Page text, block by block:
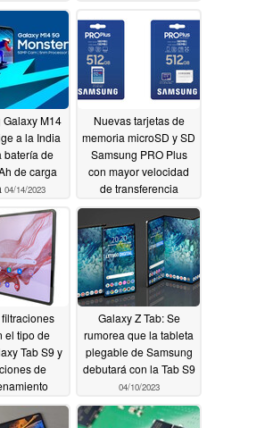
de la
04/14/2023
un filtrador también
ofrece una predicción
sobre la cámara del
S25 en Galaxy
04/14/2023
M14
a la India
batería de
de carga
04/14/2023
Nuevas tarjetas de
memoria microSD y SD
Samsung PRO Plus
con mayor velocidad
de transferencia
04/13/2023
el tipo de
Tab S9 y
de
S9 Ultra
11/2023
Galaxy Z Tab: Se
rumorea que la tableta
plegable de Samsung
debutará con la Tab S9
04/10/2023